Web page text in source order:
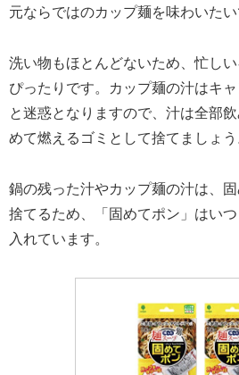
元ならではのカップ麺を味わいたい
洗い物もほとんどないため、忙し
ぴったりです。カップ麺の汁はキ
と迷惑となりますので、汁は全部
めて燃えるゴミとして捨てましょう
鍋の残った汁やカップ麺の汁は、
捨てるため、「固めてポン」はい
入れています。